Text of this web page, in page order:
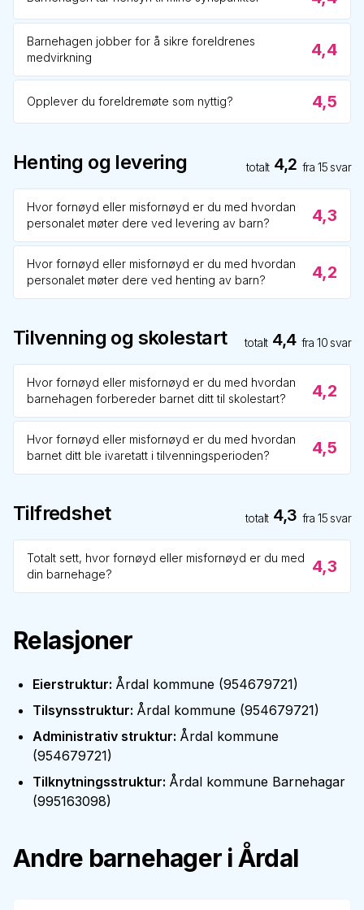
Barnehagen jobber for å sikre foreldrenes
medvirkning
4,4
Opplever du foreldremøte som nyttig? 4,5
Henting og levering totalt 4,2 fra15 svar
Hvor fornøyd eller misfornøyd er du med hvordan
personalet møter dere ved levering av barn?
4,3
Hvor fornøyd eller misfornøyd er du med hvordan
personalet møter dere ved henting av barn?
4,2
Tilvenning og skolestart totalt 4,4 fra10 svar
Hvor fornøyd eller misfornøyd er du med hvordan
barnehagen forbereder barnet ditt til skolestart?
4,2
Hvor fornøyd eller misfornøyd er du med hvordan
barnet ditt ble ivaretatt i tilvenningsperioden?
4,5
Tilfredshet totalt 4,3 fra15 svar
Totalt sett, hvor fornøyd eller misfornøyd er du med
din barnehage?
4,3
Relasjoner
Eierstruktur: Årdal kommune (954679721)
Tilsynsstruktur: Årdal kommune (954679721)
Administrativ struktur: Årdal kommune
(954679721)
Tilknytningsstruktur: Årdal kommune Barnehagar
(995163098)
Andre barnehager iÅrdal